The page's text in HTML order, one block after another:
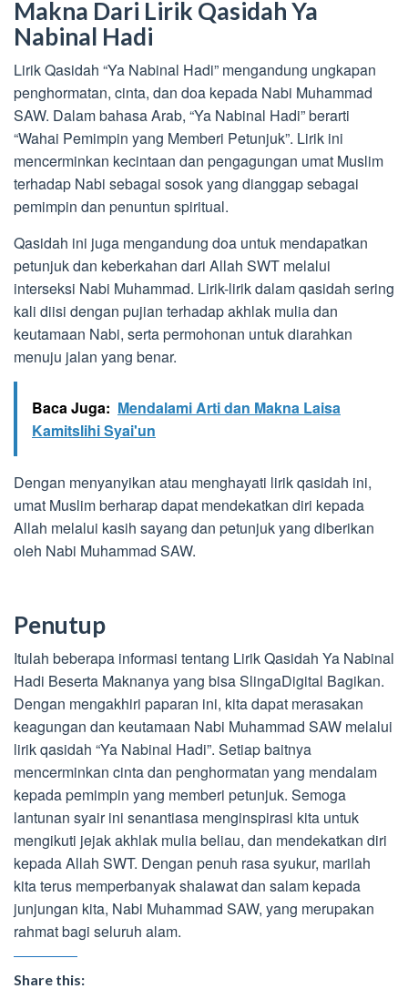
Makna Dari Lirik Qasidah Ya
Nabinal Hadi
Lirik Qasidah “Ya Nabinal Hadi” mengandung ungkapan
penghormatan, cinta, dan doa kepada Nabi Muhammad
SAW. Dalam bahasa Arab, “Ya Nabinal Hadi” berarti
“Wahai Pemimpin yang Memberi Petunjuk”. Lirik ini
mencerminkan kecintaan dan pengagungan umat Muslim
terhadap Nabi sebagai sosok yang dianggap sebagai
pemimpin dan penuntun spiritual.
Qasidah ini juga mengandung doa untuk mendapatkan
petunjuk dan keberkahan dari Allah SWT melalui
interseksi Nabi Muhammad. Lirik-lirik dalam qasidah sering
kali diisi dengan pujian terhadap akhlak mulia dan
keutamaan Nabi, serta permohonan untuk diarahkan
menuju jalan yang benar.
Baca Juga: Mendalami Arti dan Makna Laisa
Kamitslihi Syai'un
Dengan menyanyikan atau menghayati lirik qasidah ini,
umat Muslim berharap dapat mendekatkan diri kepada
Allah melalui kasih sayang dan petunjuk yang diberikan
oleh Nabi Muhammad SAW.
Penutup
Itulah beberapa informasi tentang Lirik Qasidah Ya Nabinal
Hadi Beserta Maknanya yang bisa SlingaDigital Bagikan.
Dengan mengakhiri paparan ini, kita dapat merasakan
keagungan dan keutamaan Nabi Muhammad SAW melalui
lirik qasidah “Ya Nabinal Hadi”. Setiap baitnya
mencerminkan cinta dan penghormatan yang mendalam
kepada pemimpin yang memberi petunjuk. Semoga
lantunan syair ini senantiasa menginspirasi kita untuk
mengikuti jejak akhlak mulia beliau, dan mendekatkan diri
kepada Allah SWT. Dengan penuh rasa syukur, marilah
kita terus memperbanyak shalawat dan salam kepada
junjungan kita, Nabi Muhammad SAW, yang merupakan
rahmat bagi seluruh alam.
Share this: